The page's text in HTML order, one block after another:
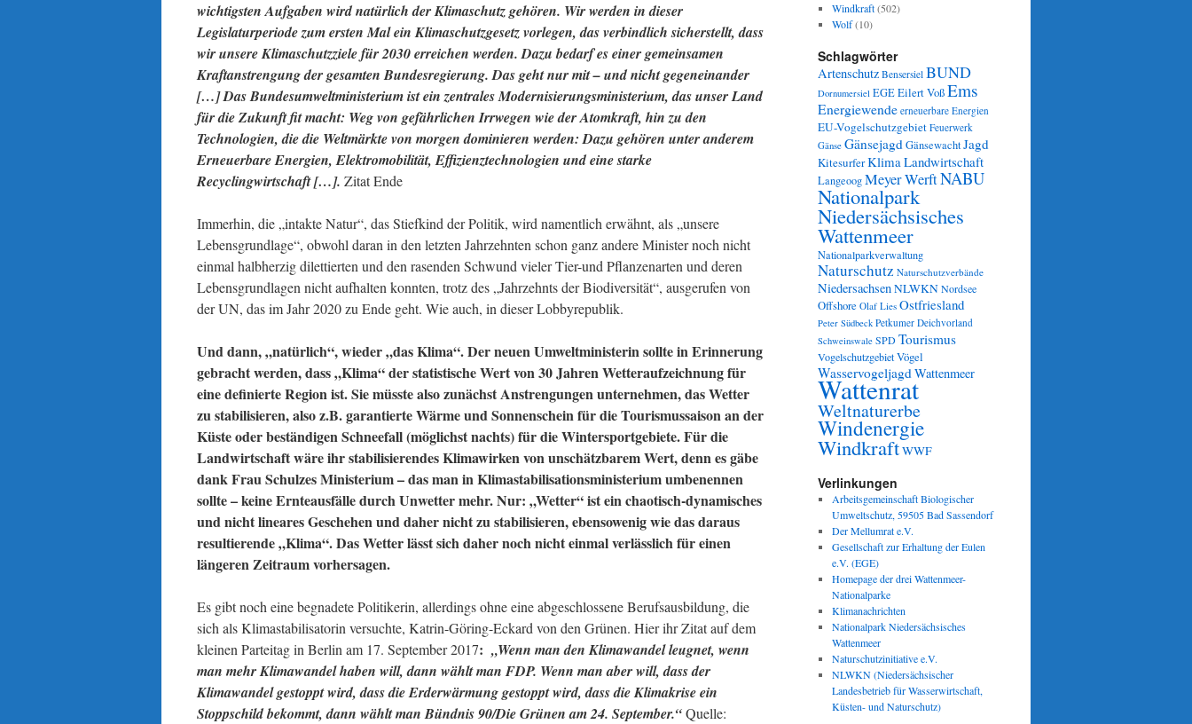
wichtigsten Aufgaben wird natürlich der Klimaschutz gehören. Wir werden in dieser
Legislaturperiode zum ersten Mal ein Klimaschutzgesetz vorlegen, das verbindlich sicherstellt, dass
wir unsere Klimaschutzziele für 2030 erreichen werden. Dazu bedarf es einer gemeinsamen
Kraftanstrengung der gesamten Bundesregierung. Das geht nur mit – und nicht gegeneinander
[…] Das Bundesumweltministerium ist ein zentrales Modernisierungsministerium, das unser Land
für die Zukunft fit macht: Weg von gefährlichen Irrwegen wie der Atomkraft, hin zu den
Technologien, die die Weltmärkte von morgen dominieren werden: Dazu gehören unter anderem
Erneuerbare Energien, Elektromobilität, Effizienztechnologien und eine starke
Recyclingwirtschaft […]. Zitat Ende
Immerhin, die „intakte Natur“, das Stiefkind der Politik, wird namentlich erwähnt, als „unsere
Lebensgrundlage“, obwohl daran in den letzten Jahrzehnten schon ganz andere Minister noch nicht
einmal halbherzig dilettierten und den rasenden Schwund vieler Tier-und Pflanzenarten und deren
Lebensgrundlagen nicht aufhalten konnten, trotz des „Jahrzehnts der Biodiversität“, ausgerufen von
der UN, das im Jahr 2020 zu Ende geht. Wie auch, in dieser Lobbyrepublik.
Und dann, „natürlich“, wieder „das Klima“. Der neuen Umweltministerin sollte in Erinnerung
gebracht werden, dass „Klima“ der statistische Wert von 30 Jahren Wetteraufzeichnung für
eine definierte Region ist. Sie müsste also zunächst Anstrengungen unternehmen, das Wetter
zu stabilisieren, also z.B. garantierte Wärme und Sonnenschein für die Tourismussaison an der
Küste oder beständigen Schneefall (möglichst nachts) für die Wintersportgebiete. Für die
Landwirtschaft wäre ihr stabilisierendes Klimawirken von unschätzbarem Wert, denn es gäbe
dank Frau Schulzes Ministerium – das man in Klimastabilisationsministerium umbenennen
sollte – keine Ernteausfälle durch Unwetter mehr. Nur: „Wetter“ ist ein chaotisch-dynamisches
und nicht lineares Geschehen und daher nicht zu stabilisieren, ebensowenig wie das daraus
resultierende „Klima“. Das Wetter lässt sich daher noch nicht einmal verlässlich für einen
längeren Zeitraum vorhersagen.
Es gibt noch eine begnadete Politikerin, allerdings ohne eine abgeschlossene Berufsausbildung, die
sich als Klimastabilisatorin versuchte, Katrin-Göring-Eckard von den Grünen. Hier ihr Zitat auf dem
kleinen Parteitag in Berlin am 17. September 2017: „Wenn man den Klimawandel leugnet, wenn
man mehr Klimawandel haben will, dann wählt man FDP. Wenn man aber will, dass der
Klimawandel gestoppt wird, dass die Erderwärmung gestoppt wird, dass die Klimakrise ein
Stoppschild bekommt, dann wählt man Bündnis 90/Die Grünen am 24. September.“Quelle:
Windkraft(502)
Wolf(10)
Schlagwörter
Artenschutz Bensersiel BUND
Dornumersiel EGEEilert VoßEms
Energiewende erneuerbare Energien
EU-Vogelschutzgebiet Feuerwerk
Gänse GänsejagdGänsewachtJagd
KitesurferKlimaLandwirtschaft
LangeoogMeyer WerftNABU
Nationalpark
Niedersächsisches
Wattenmeer
Nationalparkverwaltung
Naturschutz Naturschutzverbände
NiedersachsenNLWKNNordsee
Offshore Olaf Lies Ostfriesland
Peter Südbeck Petkumer Deichvorland
Schweinswale SPDTourismus
VogelschutzgebietVögel
WasservogeljagdWattenmeer
Wattenrat
Weltnaturerbe
Windenergie
WindkraftWWF
Verlinkungen
Arbeitsgemeinschaft Biologischer
Umweltschutz, 59505 Bad Sassendorf
Der Mellumrat e.V.
Gesellschaft zur Erhaltung der Eulen
e.V. (EGE)
Homepage der drei Wattenmeer-
Nationalparke
Klimanachrichten
Nationalpark Niedersächsisches
Wattenmeer
Naturschutzinitiative e.V.
NLWKN (Niedersächsischer
Landesbetrieb für Wasserwirtschaft,
Küsten- und Naturschutz)